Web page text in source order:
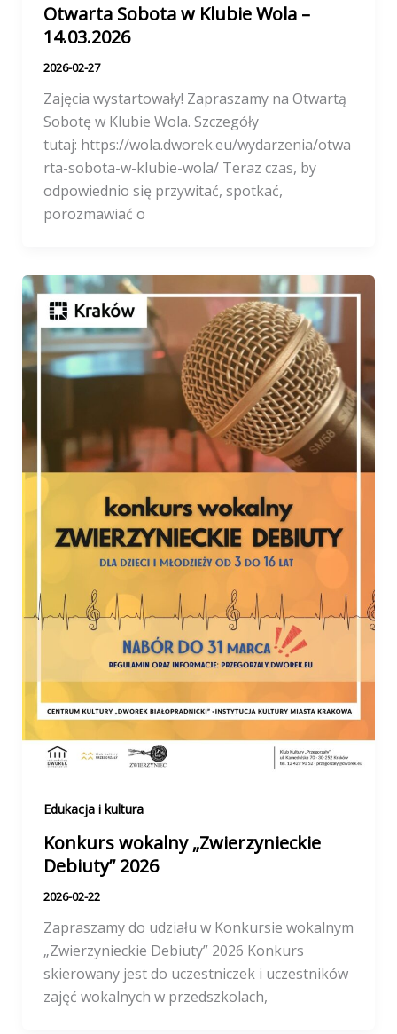
Otwarta Sobota w Klubie Wola –
14.03.2026
2026-02-27
Zajęcia wystartowały! Zapraszamy na Otwartą
Sobotę w Klubie Wola. Szczegóły
tutaj: https://wola.dworek.eu/wydarzenia/otwa
rta-sobota-w-klubie-wola/ Teraz czas, by
odpowiednio się przywitać, spotkać,
porozmawiać o
Edukacja i kultura
Konkurs wokalny „Zwierzynieckie
Debiuty” 2026
2026-02-22
Zapraszamy do udziału w Konkursie wokalnym
„Zwierzynieckie Debiuty” 2026 Konkurs
skierowany jest do uczestniczek i uczestników
zajęć wokalnych w przedszkolach,